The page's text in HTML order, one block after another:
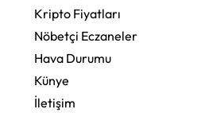
Kripto Fiyatları
Nöbetçi Eczaneler
Hava Durumu
Künye
İletişim